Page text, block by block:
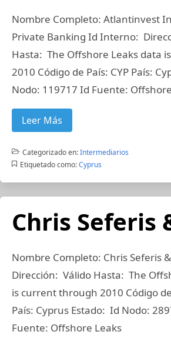
Nombre Completo: Atlantinvest
Private Banking Id Interno:
Hasta: The Offshore Leaks data
2010 Código de País: CYP País:
Nodo: 119717 Id Fuente:
Leer Más
Categorizado en:Intermediarios
Etiquetado como: Cyprus
Chris Seferis
Nombre Completo: Chris Seferis
Dirección: Válido Hasta: The
is current through 2010 Código de
País: Cyprus Estado: Id Nodo:
Fuente: Offshore Leaks